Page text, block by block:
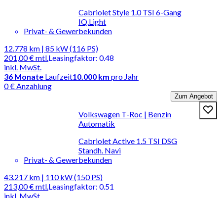
Cabriolet Style 1.0 TSI 6-Gang
IQ.Light
Privat- & Gewerbekunden
12.778 km | 85 kW (116 PS)
201,00 €mtl.
inkl. MwSt.
Leasingfaktor: 0.48
36 Monate Laufzeit10.000 km pro Jahr
0 € Anzahlung
Zum Angebot
Volkswagen T-Roc | Benzin
Automatik
Cabriolet Active 1.5 TSI DSG
Standh. Navi
Privat- & Gewerbekunden
43.217 km | 110 kW (150 PS)
213,00 €mtl.
inkl. MwSt.
Leasingfaktor: 0.51